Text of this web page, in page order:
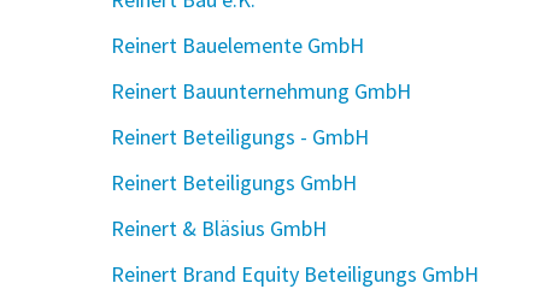
Reinert Bauelemente GmbH
Reinert Bauunternehmung GmbH
Reinert Beteiligungs - GmbH
Reinert Beteiligungs GmbH
Reinert & Bläsius GmbH
Reinert Brand Equity Beteiligungs GmbH